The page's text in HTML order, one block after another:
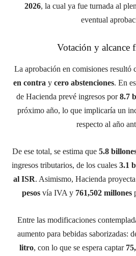
2026, la cual ya fue turnada al
eventual
Votación y alcance
La aprobación en comisiones resultó
en contra y cero abstenciones. En
de Hacienda prevé ingresos por8.7
próximo año, lo que implicaría un
respecto al año
De ese total, se estima que 5.8
ingresos tributarios, de los cuales 3.1
al ISR. Asimismo, Hacienda
pesos vía IVA y 761,502 millones
Entre las modificaciones
aumento para bebidas saborizadas:
litro, con lo que se espera captar